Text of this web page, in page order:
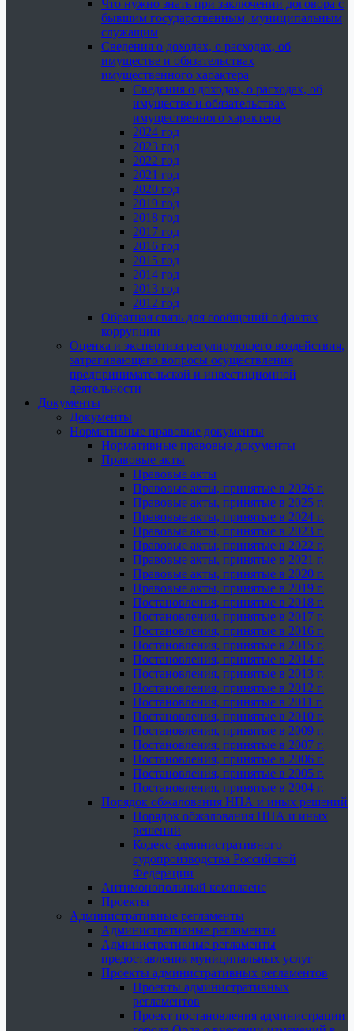
Что нужно знать при заключении договора с
бывшим государственным, муниципальным
служащим
Сведения о доходах, о расходах, об
имуществе и обязательствах
имущественного характера
Сведения о доходах, о расходах, об
имуществе и обязательствах
имущественного характера
2024 год
2023 год
2022 год
2021 год
2020 год
2019 год
2018 год
2017 год
2016 год
2015 год
2014 год
2013 год
2012 год
Обратная связь для сообщений о фактах
коррупции
Оценка и экспертиза регулирующего воздействия,
затрагивающего вопросы осуществления
предпринимательской и инвестиционной
деятельности
Документы
Документы
Нормативные правовые документы
Нормативные правовые документы
Правовые акты
Правовые акты
Правовые акты, принятые в 2026 г.
Правовые акты, принятые в 2025 г.
Правовые акты, принятые в 2024 г.
Правовые акты, принятые в 2023 г.
Правовые акты, принятые в 2022 г.
Правовые акты, принятые в 2021 г.
Правовые акты, принятые в 2020 г.
Правовые акты, принятые в 2019 г.
Постановления, принятые в 2018 г.
Постановления, принятые в 2017 г.
Постановления, принятые в 2016 г.
Постановления, принятые в 2015 г.
Постановления, принятые в 2014 г.
Постановления, принятые в 2013 г.
Постановления, принятые в 2012 г.
Постановления, принятые в 2011 г.
Постановления, принятые в 2010 г.
Постановления, принятые в 2009 г.
Постановления, принятые в 2007 г.
Постановления, принятые в 2006 г.
Постановления, принятые в 2005 г.
Постановления, принятые в 2004 г.
Порядок обжалования НПА и иных решений
Порядок обжалования НПА и иных
решений
Кодекс административного
судопроизводства Российской
Федерации
Антимонопольный комплаенс
Проекты
Административные регламенты
Административные регламенты
Административные регламенты
предоставления муниципальных услуг
Проекты административных регламентов
Проекты административных
регламентов
Проект постановления администрации